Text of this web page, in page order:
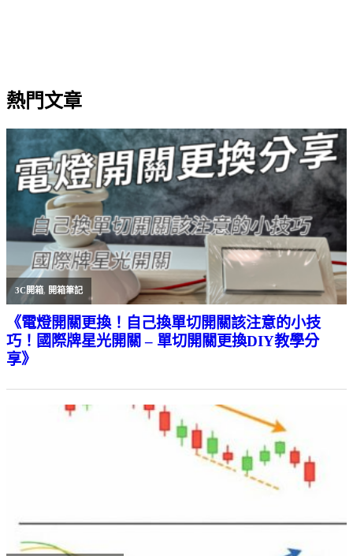
熱門文章
3C開箱, 開箱筆記
《電燈開關更換！自己換單切開關該注意的小技
巧！國際牌星光開關 – 單切開關更換DIY教學分
享》